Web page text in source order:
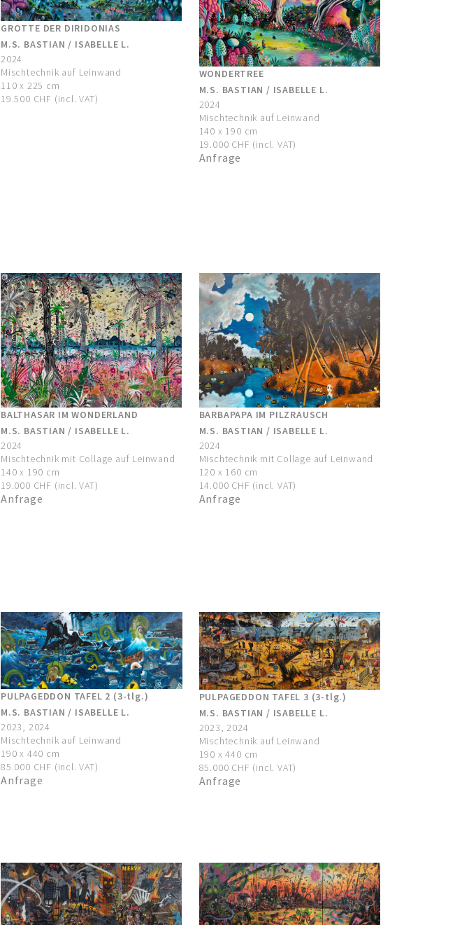
GROTTE DER DIRIDONIAS
M.S. BASTIAN / ISABELLE L.
2024
Mischtechnik auf Leinwand
110 x 225 cm
19.500 CHF (incl. VAT)
WONDERTREE
M.S. BASTIAN / ISABELLE L.
2024
Mischtechnik auf Leinwand
140 x 190 cm
19.000 CHF (incl. VAT)
Anfrage
BALTHASAR IM WONDERLAND
M.S. BASTIAN / ISABELLE L.
2024
Mischtechnik mit Collage auf Leinwand
140 x 190 cm
19.000 CHF (incl. VAT)
Anfrage
BARBAPAPA IM PILZRAUSCH
M.S. BASTIAN / ISABELLE L.
2024
Mischtechnik mit Collage auf Leinwand
120 x 160 cm
14.000 CHF (incl. VAT)
Anfrage
PULPAGEDDON TAFEL 2 (3-tlg.)
M.S. BASTIAN / ISABELLE L.
2023, 2024
Mischtechnik auf Leinwand
190 x 440 cm
85.000 CHF (incl. VAT)
Anfrage
PULPAGEDDON TAFEL 3 (3-tlg.)
M.S. BASTIAN / ISABELLE L.
2023, 2024
Mischtechnik auf Leinwand
190 x 440 cm
85.000 CHF (incl. VAT)
Anfrage